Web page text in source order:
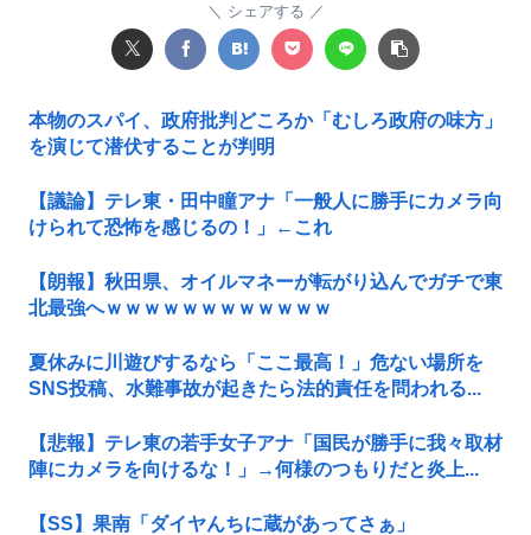
シェアする
本物のスパイ、政府批判どころか「むしろ政府の味方」
を演じて潜伏することが判明
【議論】テレ東・田中瞳アナ「一般人に勝手にカメラ向
けられて恐怖を感じるの！」←これ
【朗報】秋田県、オイルマネーが転がり込んでガチで東
北最強へｗｗｗｗｗｗｗｗｗｗｗｗ
夏休みに川遊びするなら「ここ最高！」危ない場所を
SNS投稿、水難事故が起きたら法的責任を問われる...
【悲報】テレ東の若手女子アナ「国民が勝手に我々取材
陣にカメラを向けるな！」→何様のつもりだと炎上...
【SS】果南「ダイヤんちに蔵があってさぁ」